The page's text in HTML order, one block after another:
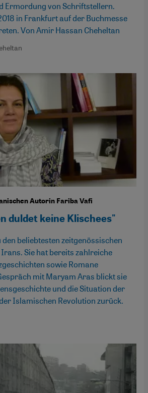
Ermordung von Schriftstellern.
in Frankfurt auf der Buchmesse
Von Amir Hassan Cheheltan
Autorin Fariba Vafi
duldet keine Klischees"
beliebtesten zeitgenössischen
Sie hat bereits zahlreiche
sowie Romane
mit Maryam Aras blickt sie
und die Situation der
Islamischen Revolution zurück.